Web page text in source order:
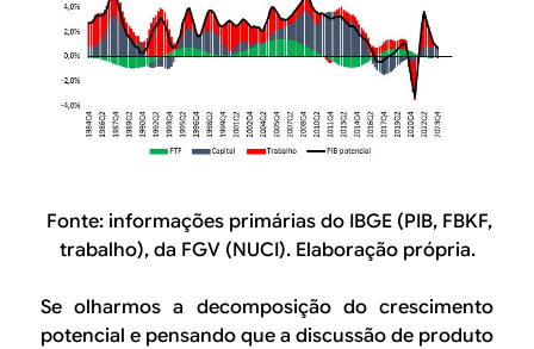
Fonte: informações primárias do IBGE (PIB, FBKF,
trabalho), da FGV (NUCI). Elaboração própria.
Se olharmos a decomposição do crescimento
potencial e pensando que a discussão de produto